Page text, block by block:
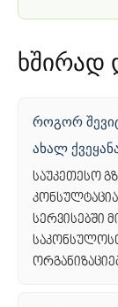
ხშირად
როგორ
ახალ
საუკეთესო
სერვისებში